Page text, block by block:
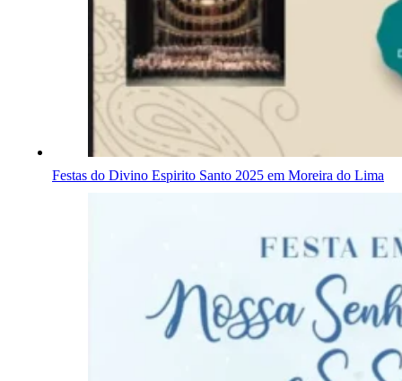
Festas do Divino Espirito Santo 2025 em Moreira do Lima